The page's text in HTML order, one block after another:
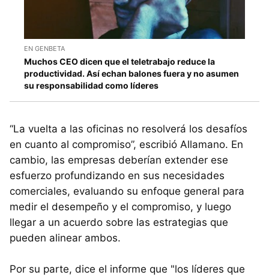
EN GENBETA
Muchos CEO dicen que el teletrabajo reduce la
productividad. Así echan balones fuera y no asumen
su responsabilidad como líderes
“La vuelta a las oficinas no resolverá los desafíos
en cuanto al compromiso”, escribió Allamano. En
cambio, las empresas deberían extender ese
esfuerzo profundizando en sus necesidades
comerciales, evaluando su enfoque general para
medir el desempeño y el compromiso, y luego
llegar a un acuerdo sobre las estrategias que
pueden alinear ambos.
Por su parte, dice el informe que "los líderes que